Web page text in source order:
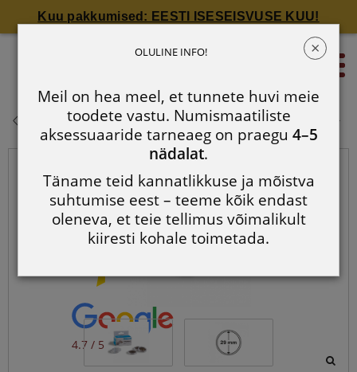
Kuu pakkumised: EESTI ISESEISVUSE KUU!
4.7 / 5
Ümmarguste mündikapslite pakid
CAPS: läbimõõduga kuni 29 mm
Ümmarguste mündikapslite pakid
×
OLULINE INFO!
Meil on hea meel, et tunnete huvi meie
toodete vastu. Numismaatiliste
aksessuaaride tarneaeg on praegu 4–5
nädalat.
Täname teid kannatlikkuse ja mõistva
suhtumise eest – teeme kõik endast
oleneva, et teie tellimus võimalikult
kiiresti kohale toimetada.